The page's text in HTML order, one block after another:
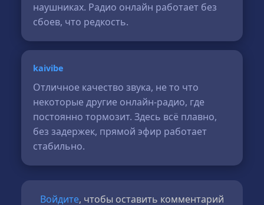
наушниках. Радио онлайн работает без
сбоев, что редкость.
kaivibe
Отличное качество звука, не то что
некоторые другие онлайн-радио, где
постоянно тормозит. Здесь всё плавно,
без задержек, прямой эфир работает
стабильно.
Войдите, чтобы оставить комментарий